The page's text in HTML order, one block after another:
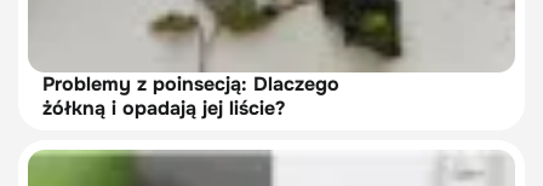
Problemy z poinsecją: Dlaczego
żółkną i opadają jej liście?